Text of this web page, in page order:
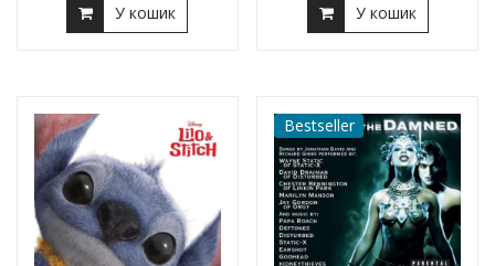
У кошик У кошик
Bestseller